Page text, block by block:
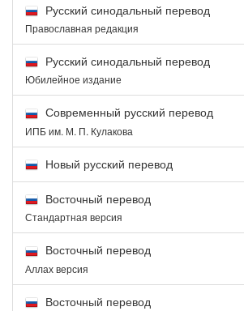
Русский синодальный перевод
Православная редакция
Русский синодальный перевод
Юбилейное издание
Современный русский перевод
ИПБ им. М. П. Кулакова
Новый русский перевод
Восточный перевод
Стандартная версия
Восточный перевод
Аллах версия
Восточный перевод